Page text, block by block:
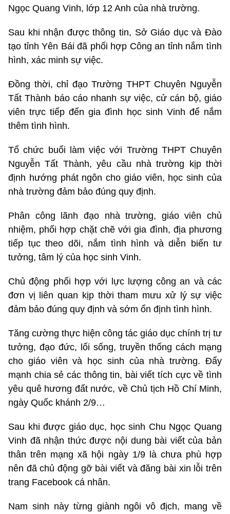
Ngọc Quang Vinh, lớp 12 Anh của nhà trường.
Sau khi nhận được thông tin, Sở Giáo dục và Đào
tạo tỉnh Yên Bái đã phối hợp Công an tỉnh nắm tình
hình, xác minh sự việc.
Đồng thời, chỉ đạo Trường THPT Chuyên Nguyễn
Tất Thành báo cáo nhanh sự việc, cử cán bộ, giáo
viên trực tiếp đến gia đình học sinh Vinh để nắm
thêm tình hình.
Tổ chức buổi làm việc với Trường THPT Chuyên
Nguyễn Tất Thành, yêu cầu nhà trường kịp thời
định hướng phát ngôn cho giáo viên, học sinh của
nhà trường đảm bảo đúng quy định.
Phân công lãnh đạo nhà trường, giáo viên chủ
nhiệm, phối hợp chặt chẽ với gia đình, địa phương
tiếp tục theo dõi, nắm tình hình và diễn biến tư
tưởng, tâm lý của học sinh Vinh.
Chủ động phối hợp với lực lượng công an và các
đơn vị liên quan kịp thời tham mưu xử lý sự việc
đảm bảo đúng quy định và sớm ổn định tình hình.
Tăng cường thực hiện công tác giáo dục chính trị tư
tưởng, đạo đức, lối sống, truyền thống cách mạng
cho giáo viên và học sinh của nhà trường. Đẩy
mạnh chia sẻ các thông tin, bài viết tích cực về tình
yêu quê hương đất nước, về Chủ tịch Hồ Chí Minh,
ngày Quốc khánh 2/9…
Sau khi được giáo dục, học sinh Chu Ngọc Quang
Vinh đã nhận thức được nội dung bài viết của bản
thân trên mạng xã hội ngày 1/9 là chưa phù hợp
nên đã chủ động gỡ bài viết và đăng bài xin lỗi trên
trang Facebook cá nhân.
Nam sinh này từng giành ngôi vô địch, mang về